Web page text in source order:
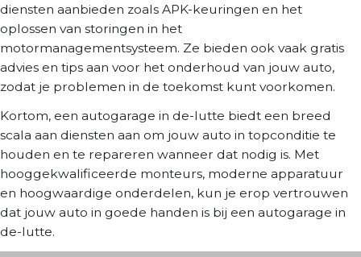
diensten aanbieden zoals APK-keuringen en het
oplossen van storingen in het
motormanagementsysteem. Ze bieden ook vaak gratis
advies en tips aan voor het onderhoud van jouw auto,
zodat je problemen in de toekomst kunt voorkomen.
Kortom, een autogarage in de-lutte biedt een breed
scala aan diensten aan om jouw auto in topconditie te
houden en te repareren wanneer dat nodig is. Met
hooggekwalificeerde monteurs, moderne apparatuur
en hoogwaardige onderdelen, kun je erop vertrouwen
dat jouw auto in goede handen is bij een autogarage in
de-lutte.